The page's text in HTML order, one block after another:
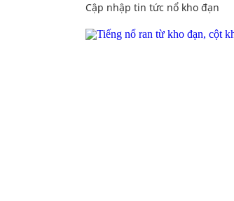
Cập nhập tin tức nổ kho đạn